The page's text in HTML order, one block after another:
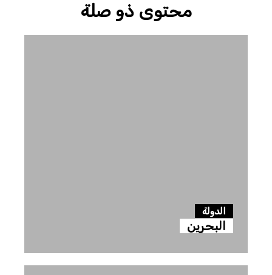
محتوى ذو صلة
الدولة
البحرين